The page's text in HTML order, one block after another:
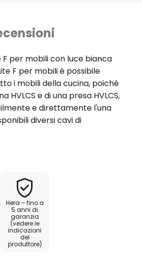
F per mobili con luce bianca
F per mobili è possibile
i mobili della cucina, poiché
e di una presa HVLCS,
e direttamente l'una
diversi cavi di
La lampada LED per
forniscono
componenti UV nella luce e
la buona resa cromatica
V è necessario un cavo di
incluso nella fornitura
tipo di collegamento
di collegamento alla rete con
di collegamento alla rete con
Hera – fino a
5 anni di
garanzia
(vedere le
indicazioni
del
produttore)